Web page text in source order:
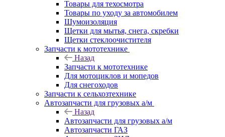
Товары для техосмотра
Товары по уходу за автомобилем
Шумоизоляция
Щетки для мытья, снега, скребки
Щетки стеклоочистителя
Запчасти к мототехнике
Назад
Запчасти к мототехнике
Для мотоциклов и мопедов
Для снегоходов
Запчасти к сельхозтехнике
Автозапчасти для грузовых а/м
Назад
Автозапчасти для грузовых а/м
Автозапчасти ГАЗ